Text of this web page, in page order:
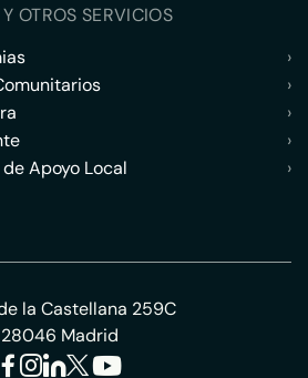
OTROS SERVICIOS
›
›
›
›
Apoyo Local
›
la Castellana 259C
28046 Madrid